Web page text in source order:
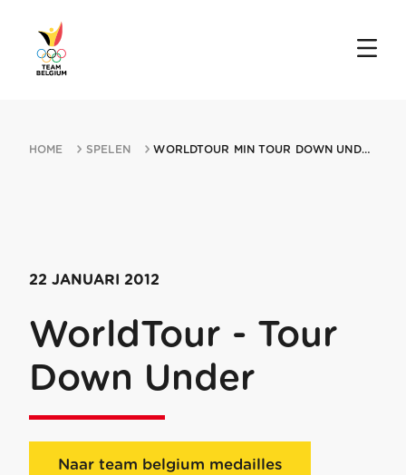
HOME SPELEN WORLDTOUR MIN TOUR DOWN UNDER 22012012 PROSPECT
22 JANUARI 2012
WorldTour - Tour
Down Under
Naar team belgium medailles